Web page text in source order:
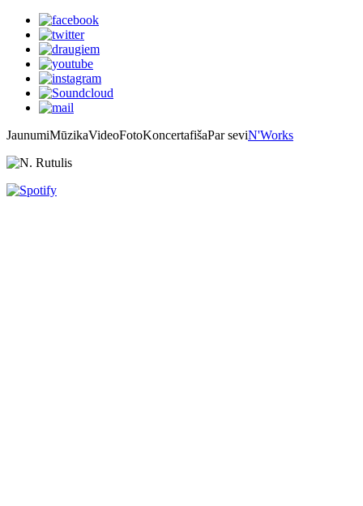
JaunumiMūzikaVideoFotoKoncertafišaPar seviN'Works